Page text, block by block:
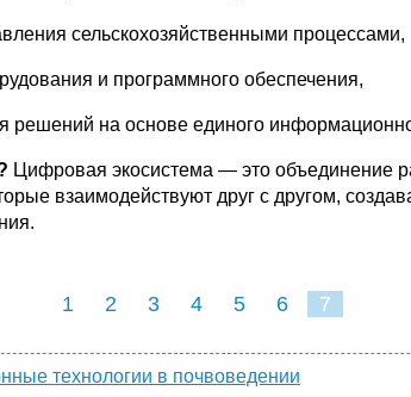
сельскохозяйственными процессами,
и программного обеспечения,
решений на основе единого
Цифровая экосистема — это объединение
взаимодействуют друг с другом,
1 2 3 4 5 6 7
технологии в почвоведении